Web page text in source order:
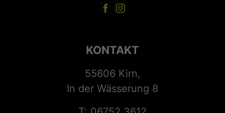
KONTAKT
55606 Kirn,
In der Wässerung 8